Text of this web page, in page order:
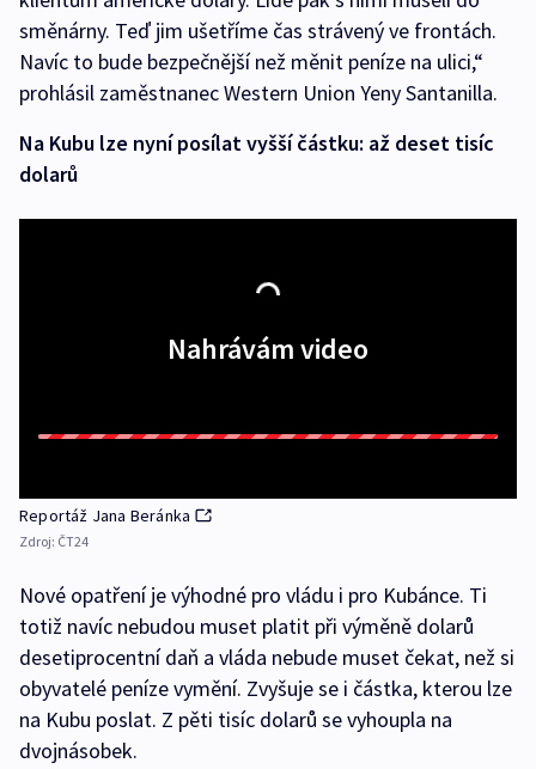
směnárny. Teď jim ušetříme čas strávený ve frontách.
Navíc to bude bezpečnější než měnit peníze na ulici,“
prohlásil zaměstnanec Western Union Yeny Santanilla.
Na Kubu lze nyní posílat vyšší částku: až deset tisíc
dolarů
Nahrávám video
Reportáž Jana Beránka
Zdroj: ČT24
Nové opatření je výhodné pro vládu i pro Kubánce. Ti
totiž navíc nebudou muset platit při výměně dolarů
desetiprocentní daň a vláda nebude muset čekat, než si
obyvatelé peníze vymění. Zvyšuje se i částka, kterou lze
na Kubu poslat. Z pěti tisíc dolarů se vyhoupla na
dvojnásobek.